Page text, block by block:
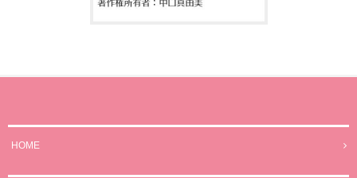
HOME